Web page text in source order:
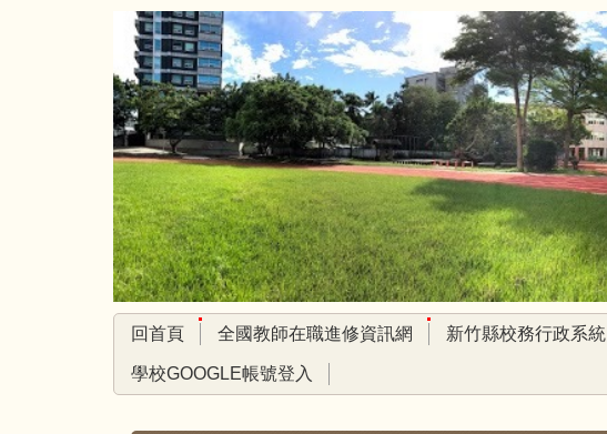
回首頁 全國教師在職進修資訊網 新竹縣校務行政系統
學校GOOGLE帳號登入